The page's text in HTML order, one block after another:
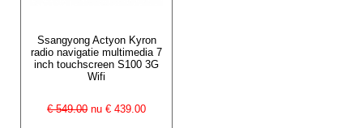
Ssangyong Actyon Kyron
radio navigatie multimedia 7
inch touchscreen S100 3G
Wifi
€ 549.00 nu €439.00